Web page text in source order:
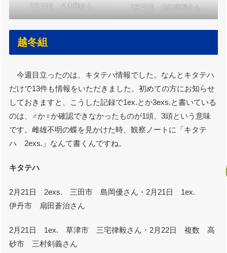
2月22日 八木剛さん 2月23日 山口雄都さん
越冬組
今週目立ったのは、キタテハ情報でした。なんとキタテハ
だけで13件も情報をいただきました。初めての方にお知らせ
しておきますと、こうした記録で1ex.とか3exs.と書いている
のは、♂か♀か確認できなかったものが1頭、3頭という意味
です。雌雄不明の蝶を見かけた時、観察ノートに「キタテ
ハ 2exs.」なんて書くんですね。
キタテハ
2月21日 2exs. 三田市 島岡優さん・2月21日 1ex.
伊丹市 扇田蒼治さん
2月21日 1ex. 草津市 三宅律毅さん・2月22日 複数 高
砂市 三村剣義さん